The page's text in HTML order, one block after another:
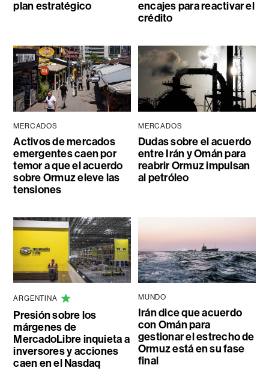
plan estratégico
encajes para reactivar el
crédito
MERCADOS
Activos de mercados
emergentes caen por
temor a que el acuerdo
sobre Ormuz eleve las
tensiones
MERCADOS
Dudas sobre el acuerdo
entre Irán y Omán para
reabrir Ormuz impulsan
al petróleo
ARGENTINA
Presión sobre los
márgenes de
MercadoLibre inquieta a
inversores y acciones
caen en el Nasdaq
MUNDO
Irán dice que acuerdo
con Omán para
gestionar el estrecho de
Ormuz está en su fase
final